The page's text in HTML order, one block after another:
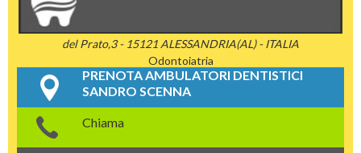
del Prato,3 - 15121 ALESSANDRIA(AL) - ITALIA
Odontoiatria
PRENOTA AMBULATORI DENTISTICI
SANDRO SCENNA
Chiama